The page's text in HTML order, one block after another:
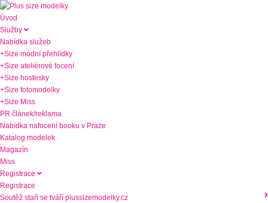
Úvod
Služby
Nabídka služeb
+Size módní přehlídky
+Size ateliérové focení
+Size hostesky
+Size fotomodelky
+Size Miss
PR článek/reklama
Nabídka nafocení booku v Praze
Katalog modelek
Magazín
Miss
Registrace
Registrace
Soutěž staň se tváří plussizemodelky.cz